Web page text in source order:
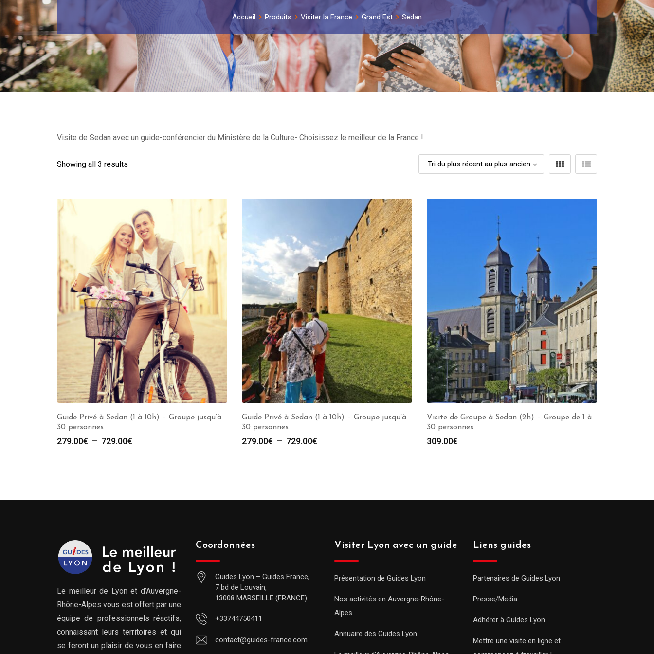
Accueil Produits Visiter la France Grand Est Sedan
Visite de Sedan avec un guide-conférencier du Ministère de la Culture- Choisissez le meilleur de la France !
Showing all 3 results
Guide Privé à Sedan (1 à 10h) – Groupe jusqu’à
30 personnes
279.00€ – 729.00€
Guide Privé à Sedan (1 à 10h) – Groupe jusqu’à
30 personnes
279.00€ – 729.00€
Visite de Groupe à Sedan (2h) – Groupe de 1 à
30 personnes
309.00€
Le meilleur de Lyon et d’Auvergne-
Rhône-Alpes vous est offert par une
équipe de professionnels réactifs,
connaissant leurs territoires et qui
se feront un plaisir de vous en faire
Coordonnées
Guides Lyon – Guides France,
7 bd de Louvain,
13008 MARSEILLE (FRANCE)
+33744750411
contact@guides-france.com
Visiter Lyon avec un guide
Présentation de Guides Lyon
Nos activités en Auvergne-Rhône-
Alpes
Annuaire des Guides Lyon
Liens guides
Partenaires de Guides Lyon
Presse/Media
Adhérer à Guides Lyon
Mettre une visite en ligne et